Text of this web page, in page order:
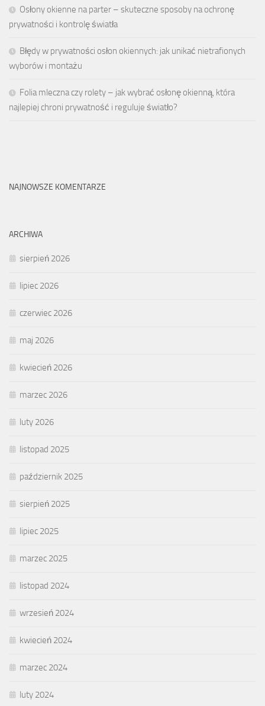
Osłony okienne na parter – skuteczne sposoby na ochronę
prywatności i kontrolę światła
Błędy w prywatności osłon okiennych: jak unikać nietrafionych
wyborów i montażu
Folia mleczna czy rolety – jak wybrać osłonę okienną, która
najlepiej chroni prywatność i reguluje światło?
NAJNOWSZE KOMENTARZE
ARCHIWA
sierpień 2026
lipiec 2026
czerwiec 2026
maj 2026
kwiecień 2026
marzec 2026
luty 2026
listopad 2025
październik 2025
sierpień 2025
lipiec 2025
marzec 2025
listopad 2024
wrzesień 2024
kwiecień 2024
marzec 2024
luty 2024